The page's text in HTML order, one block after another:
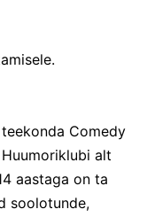
Comedy
alt
aastaga on ta
soolotunde,